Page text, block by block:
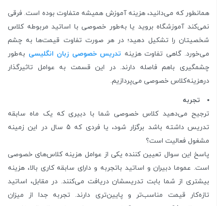
همانطور که می‌دانید، هزینه‌‌ آموزش همیشه متفاوت بوده است. فرقی
نمی‌کند آموزشگاه بروید یا به‌طور خصوصی با اساتید مربوطه کلاس
شخصیتان را تشکیل دهید؛ در هر صورت تفاوت قیمت‌ها به چشم
می‌خورد. گاهی تفاوت هزینه تدریس خصوصی زبان انگلیسی به‌طور
چشمگیری باهم فاصله دارند. در این قسمت به عوامل تاثیرگذار
درهزینه‌کلاس خصوصی می‌پردازیم.
تجربه
ترجیح می‌دهید کلاس خصوصی شما با دبیری که یک ماه سابقه
تدریس داشته باشد برگزار شود، یا فردی که 5 سال در این زمینه
مشغول فعالیت است؟
پاسخ این سوال تعیین کننده یکی از عوامل هزینه کلاس‌های خصوصی
است. عموما دبیران و اساتید باتجربه و دارای سابقه کاری بالا، هزینه
بیشتری از شما بابت تدریسشان دریافت می‌کنند. در مقابل، اساتید
تازه‌کار قیمت مناسب‌تر و پایین‌تری دارند. تجربه جدا از میزان